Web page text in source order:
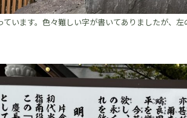
ています。色々難しい字が書いてありましたが、